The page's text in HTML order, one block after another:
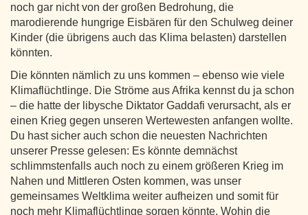
noch gar nicht von der großen Bedrohung, die
marodierende hungrige Eisbären für den Schulweg deiner
Kinder (die übrigens auch das Klima belasten) darstellen
könnten.
Die könnten nämlich zu uns kommen – ebenso wie viele
Klimaflüchtlinge. Die Ströme aus Afrika kennst du ja schon
– die hatte der libysche Diktator Gaddafi verursacht, als er
einen Krieg gegen unseren Wertewesten anfangen wollte.
Du hast sicher auch schon die neuesten Nachrichten
unserer Presse gelesen: Es könnte demnächst
schlimmstenfalls auch noch zu einem größeren Krieg im
Nahen und Mittleren Osten kommen, was unser
gemeinsames Weltklima weiter aufheizen und somit für
noch mehr Klimaflüchtlinge sorgen könnte. Wohin die